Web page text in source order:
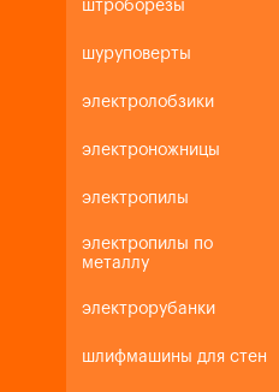
штроборезы
шуруповерты
электролобзики
электроножницы
электропилы
электропилы по
металлу
электрорубанки
шлифмашины для стен